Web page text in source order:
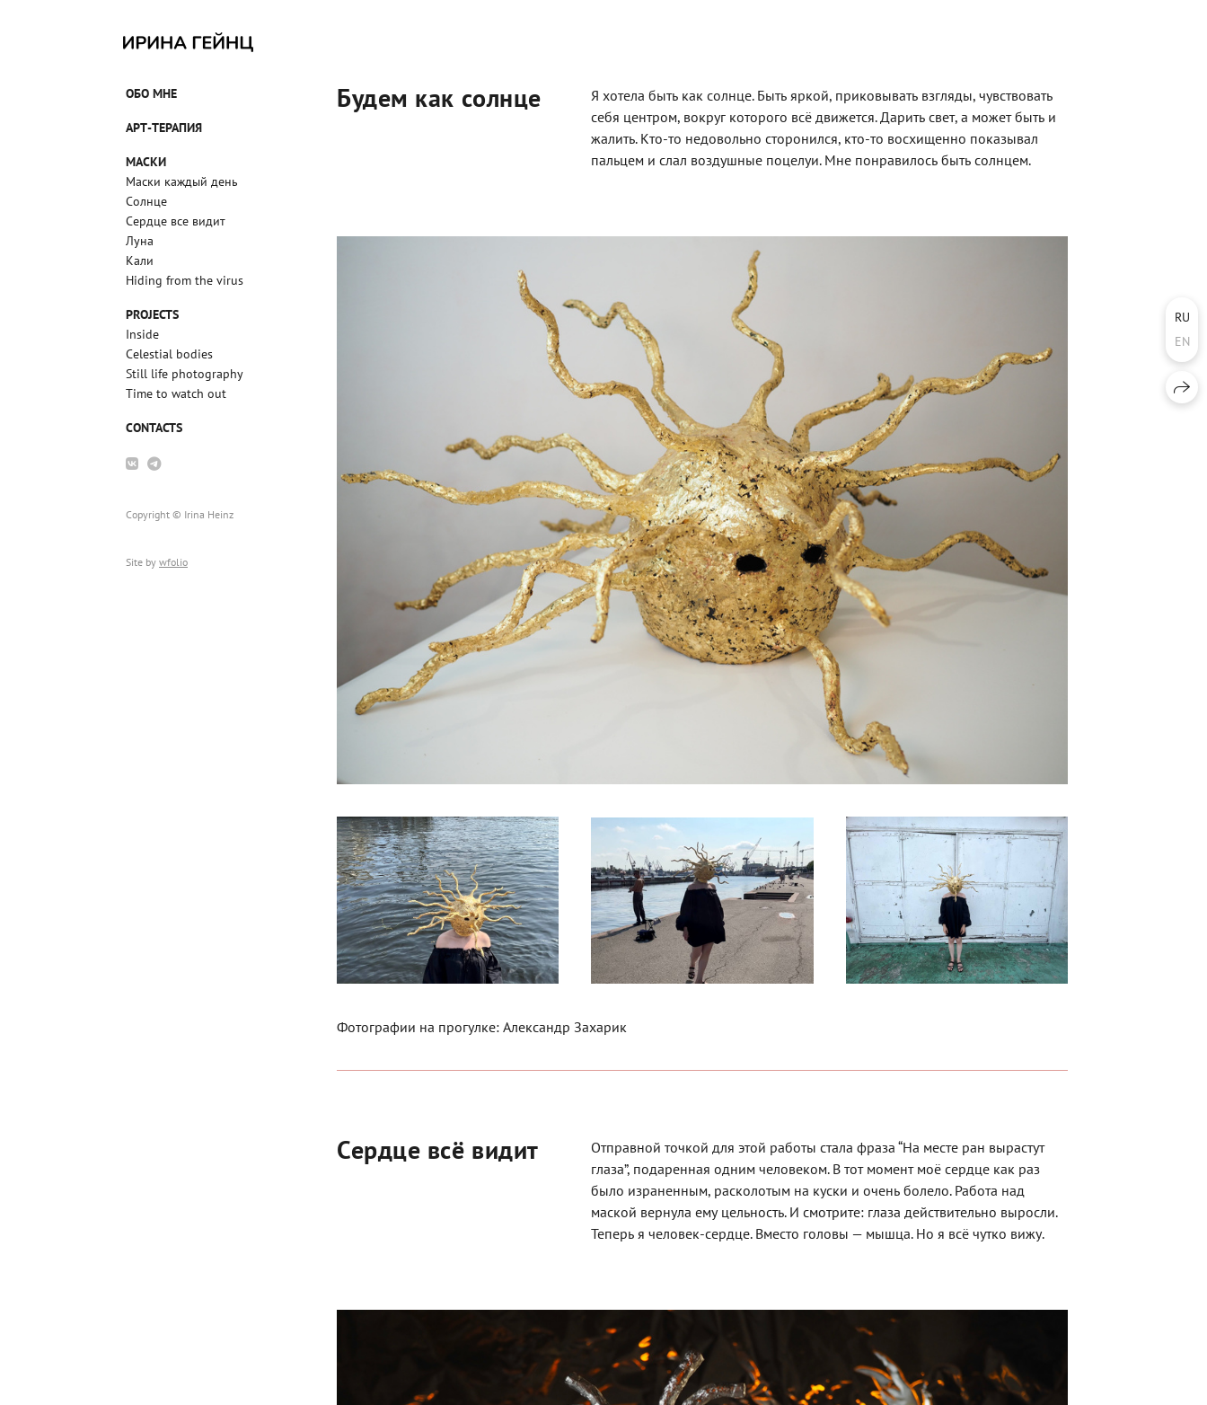
ОБО МНЕ
АРТ-ТЕРАПИЯ
МАСКИ
Маски каждый день
Солнце
Сердце все видит
Луна
Кали
Hiding from the virus
PROJECTS
Inside
Celestial bodies
Still life photography
Time to watch out
CONTACTS
Copyright © Irina Heinz
Site by wfolio
Будем как солнце
Я хотела быть как солнце. Быть яркой, приковывать взгляды, чувствовать
себя центром, вокруг которого всё движется. Дарить свет, а может быть и
жалить. Кто-то недовольно сторонился, кто-то восхищенно показывал
пальцем и слал воздушные поцелуи. Мне понравилось быть солнцем.
Фотографии на прогулке: Александр Захарик
Сердце всё видит
Отправной точкой для этой работы стала фраза “На месте ран вырастут
глаза”, подаренная одним человеком. В тот момент моё сердце как раз
было израненным, расколотым на куски и очень болело. Работа над
маской вернула ему цельность. И смотрите: глаза действительно выросли.
Теперь я человек-сердце. Вместо головы — мышца. Но я всё чутко вижу.
RU
EN